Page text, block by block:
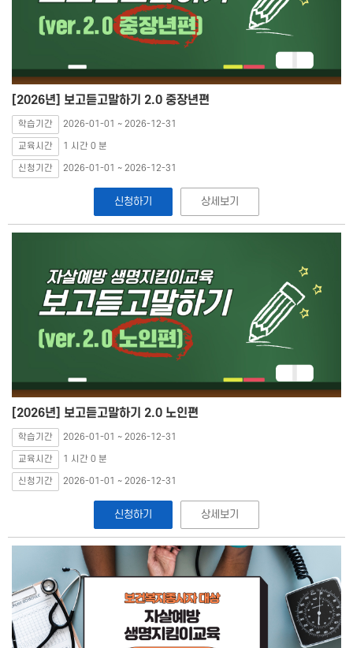
[2026년] 보고듣고말하기 2.0 중장년편
학습기간 2026-01-01 ~ 2026-12-31
교육시간 1 시간 0 분
신청기간 2026-01-01 ~ 2026-12-31
신청하기 상세보기
[2026년] 보고듣고말하기 2.0 노인편
학습기간 2026-01-01 ~ 2026-12-31
교육시간 1 시간 0 분
신청기간 2026-01-01 ~ 2026-12-31
신청하기 상세보기